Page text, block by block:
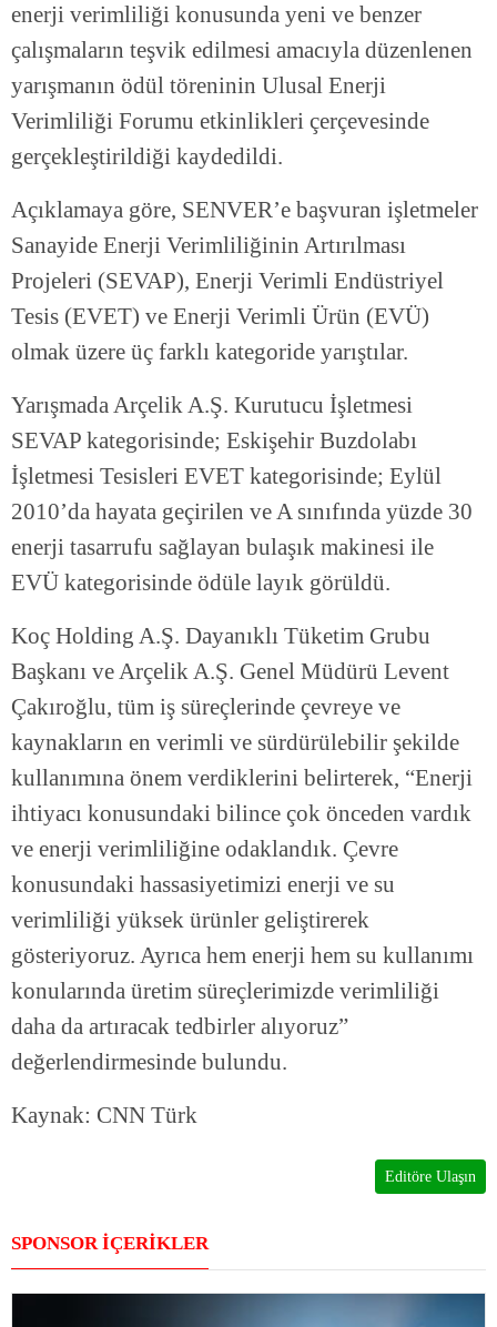
enerji verimliliği konusunda yeni ve benzer
çalışmaların teşvik edilmesi amacıyla düzenlenen
yarışmanın ödül töreninin Ulusal Enerji
Verimliliği Forumu etkinlikleri çerçevesinde
gerçekleştirildiği kaydedildi.
Açıklamaya göre, SENVER’e başvuran işletmeler
Sanayide Enerji Verimliliğinin Artırılması
Projeleri (SEVAP), Enerji Verimli Endüstriyel
Tesis (EVET) ve Enerji Verimli Ürün (EVÜ)
olmak üzere üç farklı kategoride yarıştılar.
Yarışmada Arçelik A.Ş. Kurutucu İşletmesi
SEVAP kategorisinde; Eskişehir Buzdolabı
İşletmesi Tesisleri EVET kategorisinde; Eylül
2010’da hayata geçirilen ve A sınıfında yüzde 30
enerji tasarrufu sağlayan bulaşık makinesi ile
EVÜ kategorisinde ödüle layık görüldü.
Koç Holding A.Ş. Dayanıklı Tüketim Grubu
Başkanı ve Arçelik A.Ş. Genel Müdürü Levent
Çakıroğlu, tüm iş süreçlerinde çevreye ve
kaynakların en verimli ve sürdürülebilir şekilde
kullanımına önem verdiklerini belirterek, “Enerji
ihtiyacı konusundaki bilince çok önceden vardık
ve enerji verimliliğine odaklandık. Çevre
konusundaki hassasiyetimizi enerji ve su
verimliliği yüksek ürünler geliştirerek
gösteriyoruz. Ayrıca hem enerji hem su kullanımı
konularında üretim süreçlerimizde verimliliği
daha da artıracak tedbirler alıyoruz”
değerlendirmesinde bulundu.
Kaynak: CNN Türk
Editöre Ulaşın
SPONSOR İÇERİKLER